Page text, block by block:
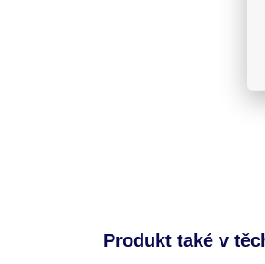
Produkt také v